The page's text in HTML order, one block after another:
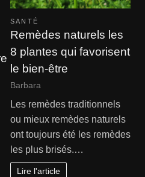
SANTÉ
Remèdes naturels les
8 plantes qui favorisent
le bien-être
Barbara
Les remèdes traditionnels
ou mieux remèdes naturels
ont toujours été les remèdes
les plus brisés.…
Lire l'article